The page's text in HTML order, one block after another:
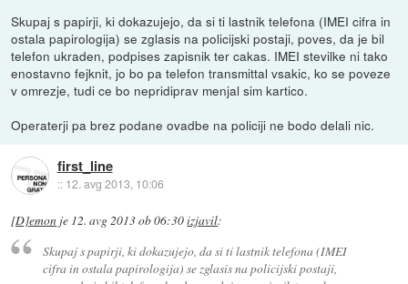
Skupaj s papirji, ki dokazujejo, da si ti lastnik telefona (IMEI cifra in
ostala papirologija) se zglasis na policijski postaji, poves, da je bil
telefon ukraden, podpises zapisnik ter cakas. IMEI stevilke ni tako
enostavno fejknit, jo bo pa telefon transmittal vsakic, ko se poveze
v omrezje, tudi ce bo nepridiprav menjal sim kartico.
Operaterji pa brez podane ovadbe na policiji ne bodo delali nic.
first_line
:: 12. avg 2013, 10:06
[D]emon je 12. avg 2013 ob 06:30izjavil:
Skupaj s papirji, ki dokazujejo, da si ti lastnik telefona (IMEI
cifra in ostala papirologija) se zglasis na policijski postaji,